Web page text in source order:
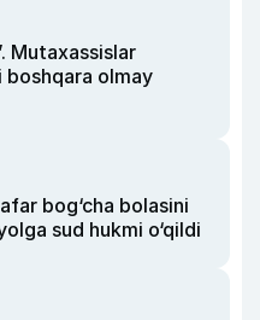
Mutaxassislar
boshqara olmay
bog‘cha bolasini
sud hukmi o‘qildi